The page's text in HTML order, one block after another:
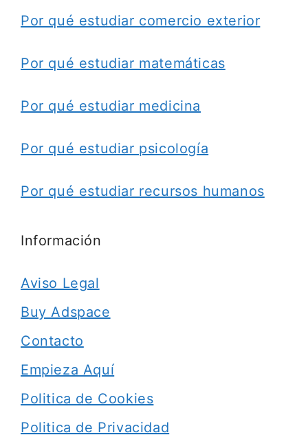
Por qué estudiar comercio exterior
Por qué estudiar matemáticas
Por qué estudiar medicina
Por qué estudiar psicología
Por qué estudiar recursos humanos
Información
Aviso Legal
Buy Adspace
Contacto
Empieza Aquí
Politica de Cookies
Politica de Privacidad